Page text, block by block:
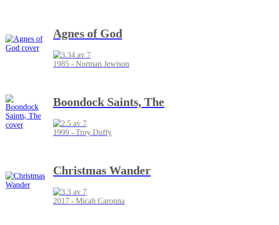
Agnes of God
1985 - Norman Jewison
Boondock Saints, The
1999 - Troy Duffy
Christmas Wander
2017 - Micah Caronna